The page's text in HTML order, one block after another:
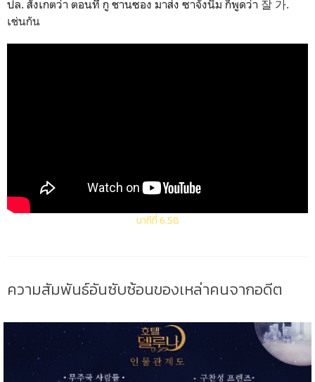
ปล. สังเกตว่า ตอนที่ กู ชานซอง มาส่ง ซาจังนิม ก็พูดว่า 잘 가.
เช่นกัน
นาทีที่ 6.58
ความสัมพันธ์อันซับซ้อนของเหล่าคนจากอดีต